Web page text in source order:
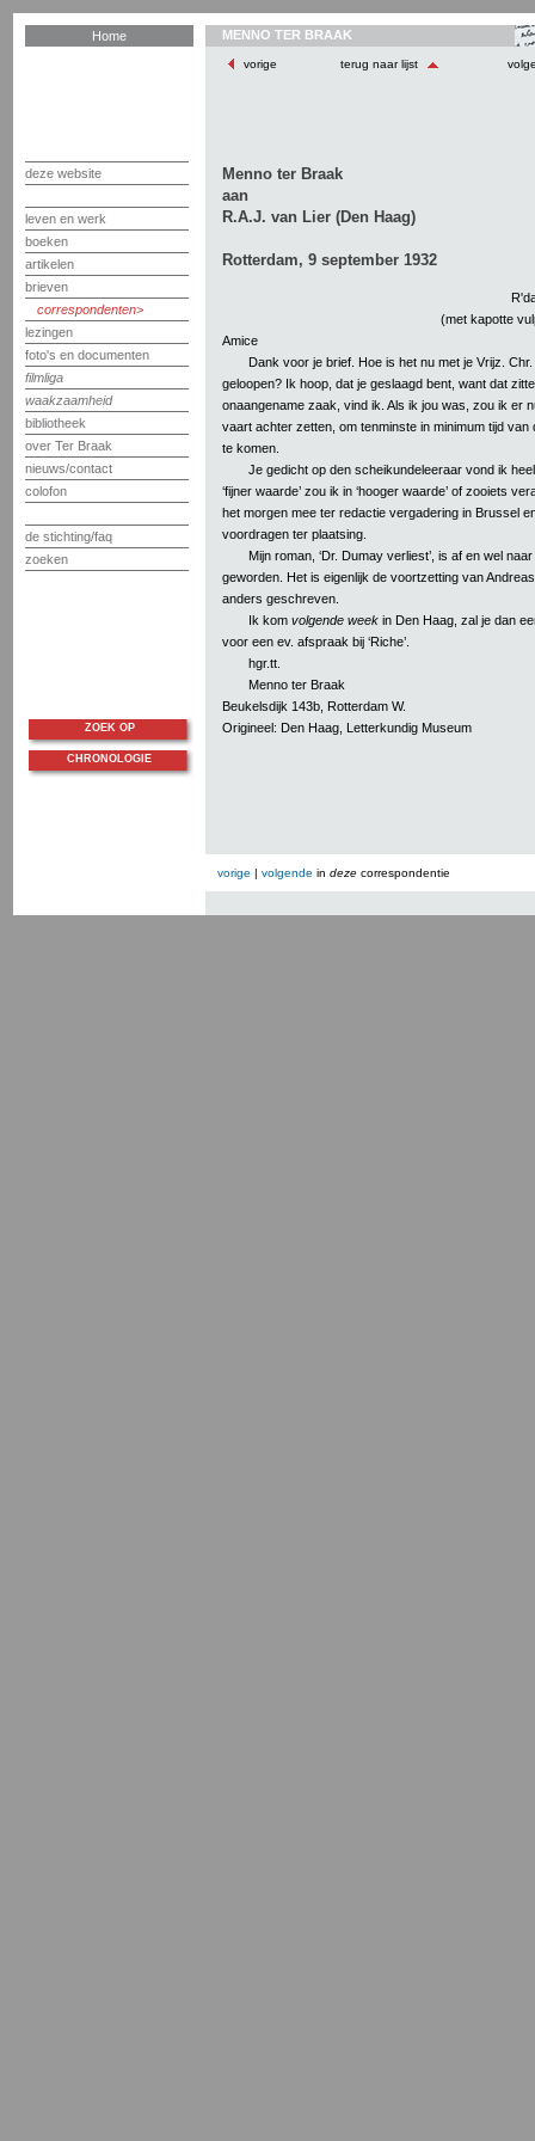
Home
deze website
leven en werk
boeken
artikelen
brieven
correspondenten
lezingen
foto's en documenten
filmliga
waakzaamheid
bibliotheek
over Ter Braak
nieuws/contact
colofon
de stichting/faq
zoeken
MENNO TER BRAAK
vorige terug naar lijst
Menno ter Braak
aan
R.A.J. van Lier (Den Haag)
Rotterdam, 9 september 1932
(met kapotte
Amice
Dank voor je brief. Hoe is het nu met je Vrijz.
geloopen? Ik hoop, dat je geslaagd bent, want dat
onaangename zaak, vind ik. Als ik jou was, zou ik er
vaart achter zetten, om tenminste in minimum tijd van
te komen.
Je gedicht op den scheikundeleeraar vond ik
‘fijner waarde’ zou ik in ‘hooger waarde’ of zooiets
het morgen mee ter redactie vergadering in Brussel
voordragen ter plaatsing.
Mijn roman, ‘Dr. Dumay verliest’, is af en wel
geworden. Het is eigenlijk de voortzetting van
anders geschreven.
Ik kom volgende week in Den Haag, zal je dan
voor een ev. afspraak bij ‘Riche’.
hgr.tt.
Menno ter Braak
Beukelsdijk 143b, Rotterdam W.
Origineel: Den Haag, Letterkundig Museum
vorige | volgende in deze correspondentie
ZOEK OP
CHRONOLOGIE